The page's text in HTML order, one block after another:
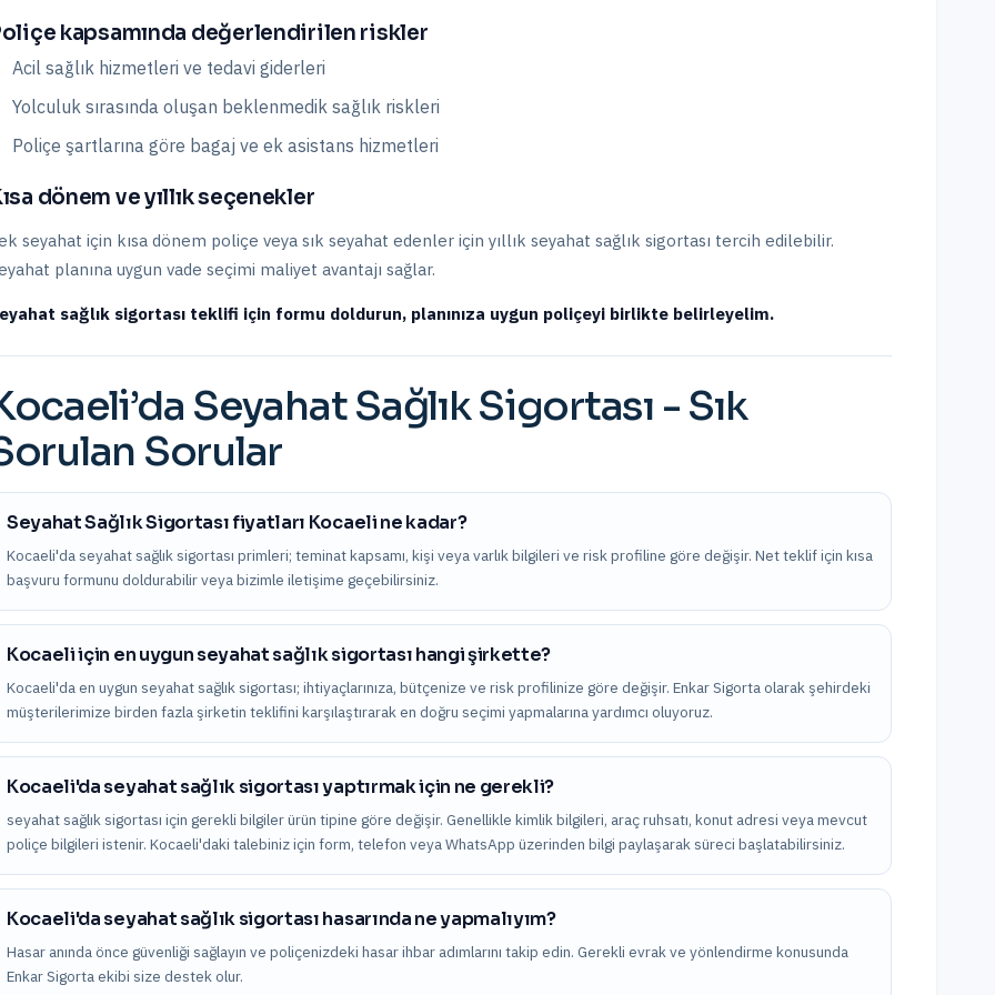
kapsamında değerlendirilen riskler
Acil sağlık hizmetleri ve tedavi giderleri
Yolculuk sırasında oluşan beklenmedik sağlık riskleri
Poliçe şartlarına göre bagaj ve ek asistans hizmetleri
dönem ve yıllık seçenekler
seyahat için kısa dönem poliçe veya sık seyahat edenler için yıllık seyahat sağlık sigortası tercih edilebilir.
planına uygun vade seçimi maliyet avantajı sağlar.
sağlık sigortası teklifi için formu doldurun, planınıza uygun poliçeyi birlikte belirleyelim.
’da Seyahat Sağlık Sigortası - Sık
Sorular
Seyahat Sağlık Sigortası fiyatları Kocaeli ne kadar?
Kocaeli'da seyahat sağlık sigortası primleri; teminat kapsamı, kişi veya varlık bilgileri ve risk profiline göre değişir. Net teklif için kısa
başvuru formunu doldurabilir veya bizimle iletişime geçebilirsiniz.
Kocaeli için en uygun seyahat sağlık sigortası hangi şirkette?
Kocaeli'da en uygun seyahat sağlık sigortası; ihtiyaçlarınıza, bütçenize ve risk profilinize göre değişir. Enkar Sigorta olarak şehirdeki
müşterilerimize birden fazla şirketin teklifini karşılaştırarak en doğru seçimi yapmalarına yardımcı oluyoruz.
Kocaeli'da seyahat sağlık sigortası yaptırmak için ne gerekli?
seyahat sağlık sigortası için gerekli bilgiler ürün tipine göre değişir. Genellikle kimlik bilgileri, araç ruhsatı, konut adresi veya mevcut
poliçe bilgileri istenir. Kocaeli'daki talebiniz için form, telefon veya WhatsApp üzerinden bilgi paylaşarak süreci başlatabilirsiniz.
Kocaeli'da seyahat sağlık sigortası hasarında ne yapmalıyım?
Hasar anında önce güvenliği sağlayın ve poliçenizdeki hasar ihbar adımlarını takip edin. Gerekli evrak ve yönlendirme konusunda
Enkar Sigorta ekibi size destek olur.